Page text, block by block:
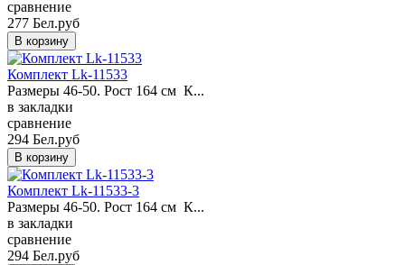
сравнение
277 Бел.руб
Комплект Lk-11533
Размеры 46-50. Рост 164 см К...
в закладки
сравнение
294 Бел.руб
Комплект Lk-11533-3
Размеры 46-50. Рост 164 см К...
в закладки
сравнение
294 Бел.руб